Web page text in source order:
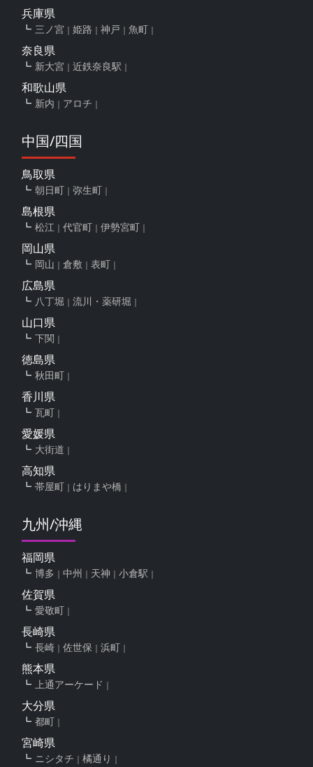
兵庫県
三ノ宮 姫路 神戸 魚町
奈良県
新大宮 近鉄奈良駅
和歌山県
新内 アロチ
中国/四国
鳥取県
朝日町 弥生町
島根県
松江 代官町 伊勢宮町
岡山県
岡山 倉敷 表町
広島県
八丁堀 流川・薬研堀
山口県
下関
徳島県
秋田町
香川県
瓦町
愛媛県
大街道
高知県
帯屋町 はりまや橋
九州/沖縄
福岡県
博多 中州 天神 小倉駅
佐賀県
愛敬町
長崎県
長崎 佐世保 浜町
熊本県
上通アーケード
大分県
都町
宮崎県
ニシタチ 橘通り